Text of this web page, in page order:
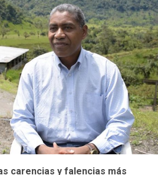
carencias y falencias más